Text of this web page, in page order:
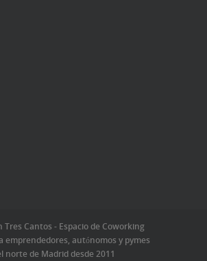
Tres Cantos - Espacio de Coworking
emprendedores, autónomos y pymes
norte de Madrid desde 2011